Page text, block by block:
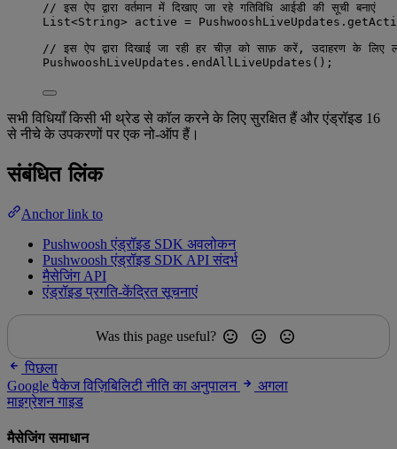
// इस ऐप द्वारा वर्तमान में दिखाए जा रहे गतिविधि आईडी की सूची बनाएं
List<String> active = PushwooshLiveUpdates .
// इस ऐप द्वारा दिखाई जा रही हर चीज़ को साफ़ करें, उदाहरण के लिए
PushwooshLiveUpdates . endAllLiveUpdates () ;
सभी विधियाँ किसी भी थ्रेड से कॉल करने के लिए सुरक्षित हैं और एंड्रॉइड 16
से नीचे के उपकरणों पर एक नो-ऑप हैं।
संबंधित लिंक
Anchor link to
Pushwoosh एंड्रॉइड SDK अवलोकन
Pushwoosh एंड्रॉइड SDK API संदर्भ
मैसेजिंग API
एंड्रॉइड प्रगति-केंद्रित सूचनाएं
Was this page useful?
पिछला
Google पैकेज विज़िबिलिटी नीति का अनुपालन
अगला
माइग्रेशन गाइड
मैसेजिंग समाधान